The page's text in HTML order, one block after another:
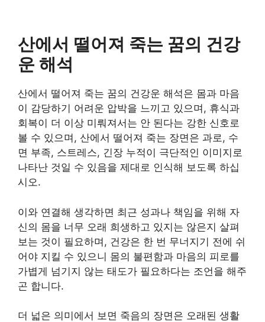
산에서 떨어져 죽는 꿈의 건강
운 해석
산에서 떨어져 죽는 꿈의 건강운 해석은 몸과 마음
이 감당하기 어려운 압박을 느끼고 있으며, 휴식과
회복이 더 이상 미뤄져서는 안 된다는 강한 신호로
볼 수 있으며, 산에서 떨어져 죽는 장면은 과로, 수
면 부족, 스트레스, 긴장 누적이 극단적인 이미지로
나타난 것일 수 있음을 제대로 인식해 보도록 하십
시오.
이와 연결해 생각하면 최근 성과나 책임을 위해 자
신의 몸을 너무 오래 희생하고 있지는 않은지 살펴
보는 것이 필요하며, 건강은 한 번 무너지기 전에 쉬
어야 지킬 수 있으니 몸의 불편함과 마음의 피로를
가볍게 넘기지 않는 태도가 필요하다는 조언을 해주
곤 합니다.
더 넓은 의미에서 보면 죽음의 장면은 오래된 생활